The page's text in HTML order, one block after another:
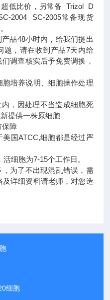
低比价，另常备 Trizol D
2004 SC-2005常备现货
品48小时内，给我们提出
题，请在收到产品7天内给
调查核实后予免费调换，
培养说明、细胞操作处理
，因处理不当造成细胞死
提供一株原细胞
保障
国ATCC,细胞都是经过严
细胞为7-15个工作日。
为了不出现混乱错误，需
详细资料请老师，对您造
细胞